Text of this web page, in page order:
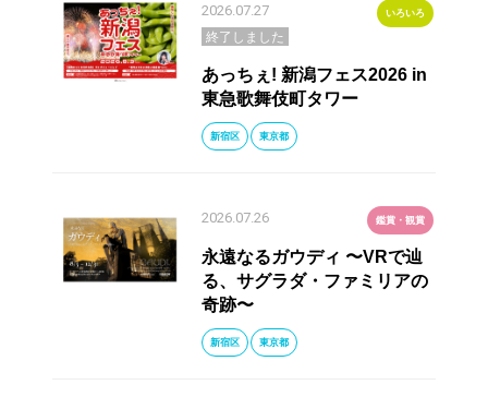
2026.07.27 いろいろ
終了しました
あっちぇ! 新潟フェス2026 in
東急歌舞伎町タワー
新宿区 東京都
2026.07.26 鑑賞・観賞
永遠なるガウディ 〜VRで辿
る、サグラダ・ファミリアの
奇跡〜
新宿区 東京都